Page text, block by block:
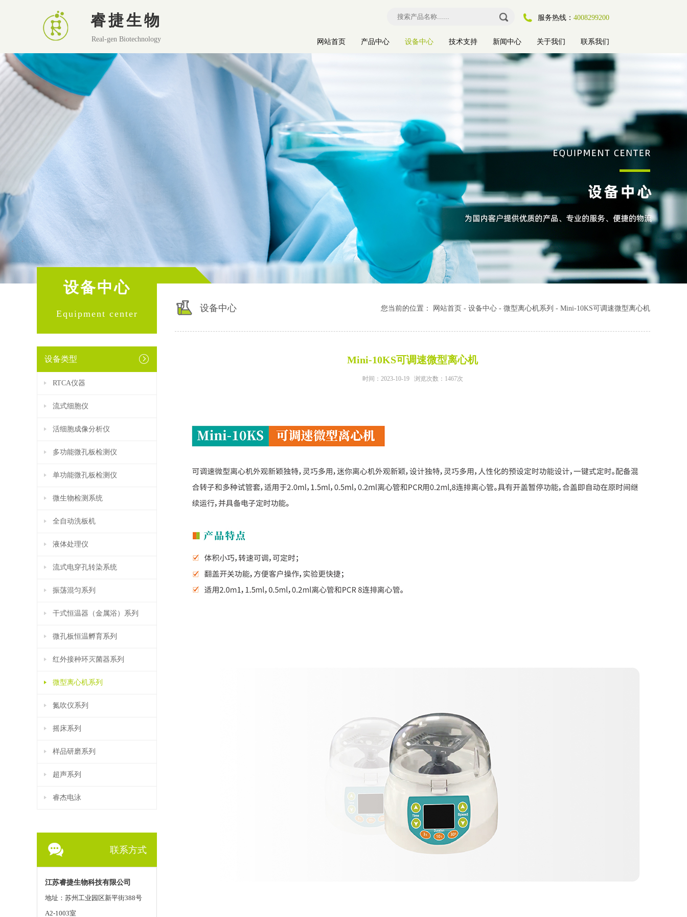
睿捷生物
Real-gen Biotechnology
服务热线： 4008299200
网站首页 产品中心 设备中心 技术支持 新闻中心 关于我们 联系我们
设备中心
Equipment center
设备类型
RTCA仪器
流式细胞仪
活细胞成像分析仪
多功能微孔板检测仪
单功能微孔板检测仪
微生物检测系统
全自动洗板机
液体处理仪
流式电穿孔转染系统
振荡混匀系列
干式恒温器（金属浴）系列
微孔板恒温孵育系列
红外接种环灭菌器系列
微型离心机系列
氮吹仪系列
摇床系列
样品研磨系列
超声系列
睿杰电泳
联系方式
江苏睿捷生物科技有限公司
地址：苏州工业园区新平街388号
A2-1003室
设备中心 您当前的位置： 网站首页 - 设备中心 - 微型离心机系列 - Mini-10KS可调速微型离心机
Mini-10KS可调速微型离心机
时间：2023-10-19 浏览次数：1467次